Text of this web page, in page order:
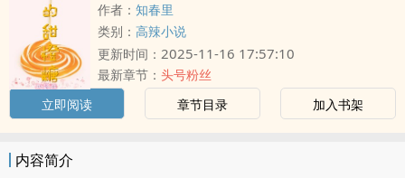
作者： 知春里
类别： 高辣小说
更新时间： 2025-11-16 17:57:10
最新章节： 头号粉丝
立即阅读
章节目录 加入书架
内容简介